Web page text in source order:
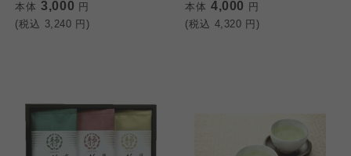
本体 3,000 円
(税込 3,240 円)
本体 4,000 円
(税込 4,320 円)